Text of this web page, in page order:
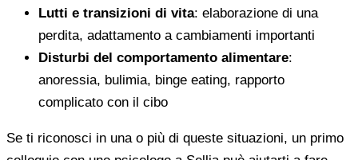
Lutti e transizioni di vita: elaborazione di una
perdita, adattamento a cambiamenti importanti
Disturbi del comportamento alimentare:
anoressia, bulimia, binge eating, rapporto
complicato con il cibo
Se ti riconosci in una o più di queste situazioni, un primo